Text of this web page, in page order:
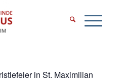
in St. Maximilian